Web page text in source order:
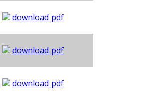
download pdf
download pdf
download pdf